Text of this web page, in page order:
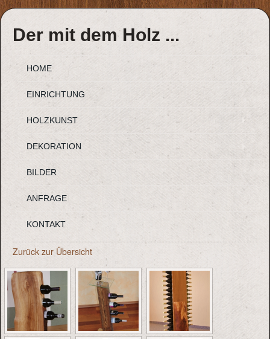
Der mit dem Holz ...
HOME
EINRICHTUNG
HOLZKUNST
DEKORATION
BILDER
ANFRAGE
KONTAKT
Zurück zur Übersicht